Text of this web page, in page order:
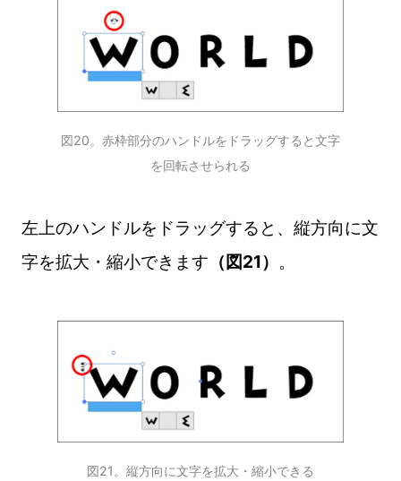
図20。赤枠部分のハンドルをドラッグすると文字
を回転させられる
左上のハンドルをドラッグすると、縦方向に文
字を拡大・縮小できます （図21） 。
図21。縦方向に文字を拡大・縮小できる